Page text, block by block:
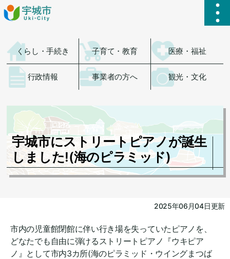
ハ
くらし・手続き 子育て・教育 医療・福祉
行政情報 事業者の方へ 観光・文化
宇城市にストリートピアノが誕生
しました!(海のピラミッド)
2025年06月04日更新
市内の児童館閉館に伴い行き場を失っていたピアノを、
どなたでも自由に弾けるストリートピアノ『ウキピア
ノ』として市内3カ所(海のピラミッド・ウイングまつば